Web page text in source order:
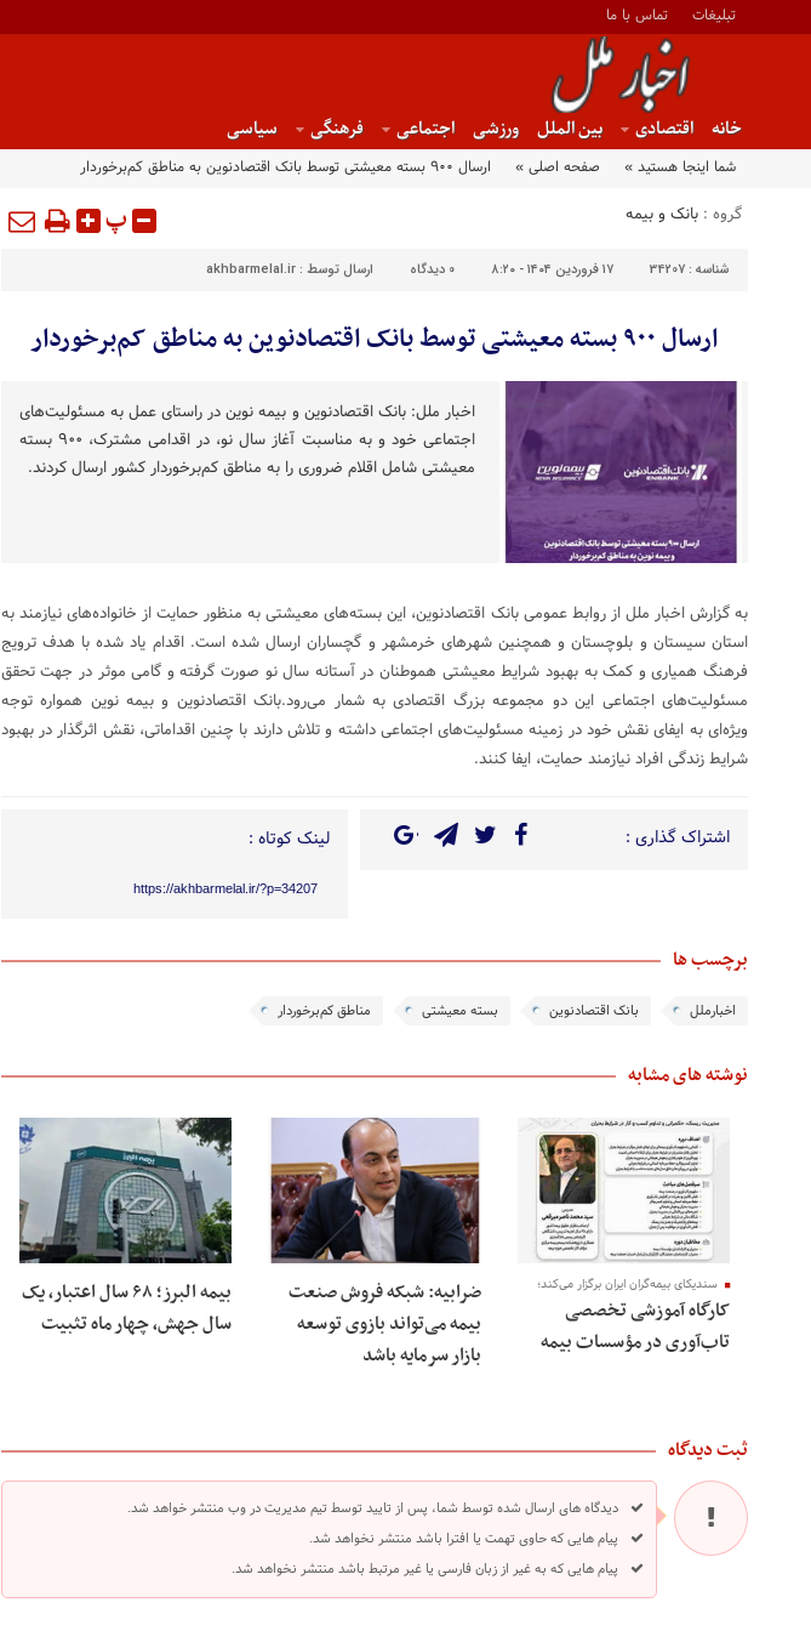
تبلیغات تماس با ما
خانه اقتصادی بین الملل ورزشی اجتماعی فرهنگی سیاسی
شما اینجا هستید » صفحه اصلی » ارسال ۹۰۰ بسته معیشتی توسط بانک اقتصادنوین به مناطق کم‌برخوردار
گروه : بانک و بیمه پ
شناسه : 34207 ۱۷ فروردین ۱۴۰۴ - ۸:۲۰ 0 دیدگاه ارسال توسط : akhbarmelal.ir
ارسال ۹۰۰ بسته معیشتی توسط بانک اقتصادنوین به مناطق کم‌برخوردار
اخبار ملل: بانک اقتصادنوین و بیمه نوین در راستای عمل به مسئولیت‌های
اجتماعی خود و به مناسبت آغاز سال نو، در اقدامی مشترک، ۹۰۰ بسته
معیشتی شامل اقلام ضروری را به مناطق کم‌برخوردار کشور ارسال کردند.
به گزارش اخبار ملل از روابط عمومی بانک اقتصادنوین، این بسته‌های معیشتی به منظور حمایت از خانواده‌های نیازمند به
استان سیستان و بلوچستان و همچنین شهرهای خرمشهر و گچساران ارسال شده است. اقدام یاد شده با هدف ترویج
فرهنگ همیاری و کمک به بهبود شرایط معیشتی هموطنان در آستانه سال نو صورت گرفته و گامی موثر در جهت تحقق
مسئولیت‌های اجتماعی این دو مجموعه بزرگ اقتصادی به شمار می‌رود.بانک اقتصادنوین و بیمه نوین همواره توجه
ویژه‌ای به ایفای نقش خود در زمینه مسئولیت‌های اجتماعی داشته و تلاش دارند با چنین اقداماتی، نقش اثرگذار در بهبود
شرایط زندگی افراد نیازمند حمایت، ایفا کنند.
اشتراک گذاری : لینک کوتاه :
https://akhbarmelal.ir/?p=34207
برچسب ها
اخبارملل بانک اقتصادنوین بسته معیشتی مناطق کم‌برخوردار
نوشته های مشابه
سندیکای بیمه‌گران ایران برگزار می‌کند؛
کارگاه آموزشی تخصصی
تاب‌آوری در مؤسسات بیمه
ضرابیه: شبکه فروش صنعت
بیمه می‌تواند بازوی توسعه
بازار سرمایه باشد
بیمه البرز؛ ۶۸ سال اعتبار، یک
سال جهش، چهار ماه تثبیت
ثبت دیدگاه
دیدگاه های ارسال شده توسط شما، پس از تایید توسط تیم مدیریت در وب منتشر خواهد شد.
پیام هایی که حاوی تهمت یا افترا باشد منتشر نخواهد شد.
پیام هایی که به غیر از زبان فارسی یا غیر مرتبط باشد منتشر نخواهد شد.